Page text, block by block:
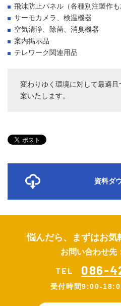
飛沫防止パネル（各種別注製作も
サーモカメラ、検温機器
空気清浄、除菌、消臭機器
案内掲示品
テレワーク関連用品
変わりゆく環境に対して最適
案いたします。
資料ダ
悩んだら、まずはお
お問い合わせ先
TEL 086-
受付時間9:00-